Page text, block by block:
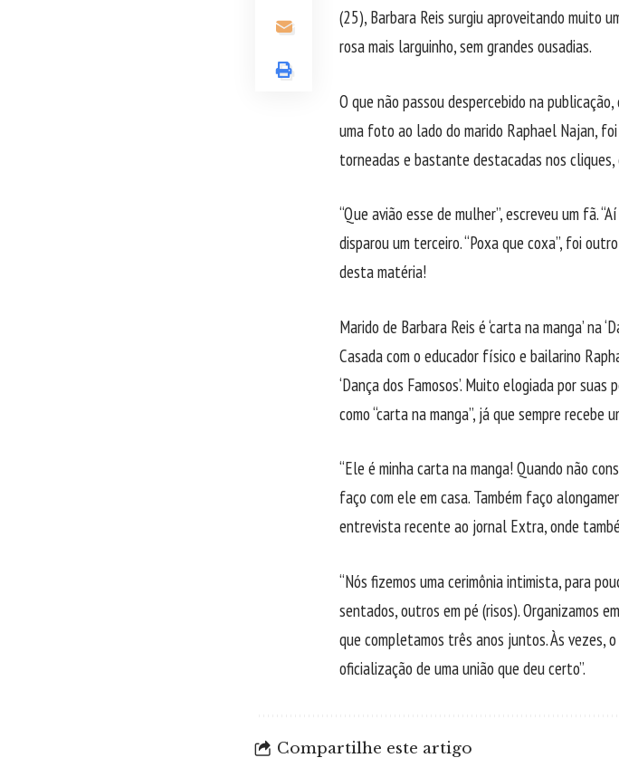
(25), Barbara Reis surgiu aproveitando muito
rosa mais larguinho, sem grandes ousadias.
O que não passou despercebido na
uma foto ao lado do marido Raphael Najan,
torneadas e bastante destacadas nos
“Que avião esse de mulher”, escreveu um fã.
disparou um terceiro. “Poxa que coxa”, foi
desta matéria!
Marido de Barbara Reis é ‘carta na manga’ na
Casada com o educador físico e bailarino
‘Dança dos Famosos’. Muito elogiada por
como “carta na manga”, já que sempre recebe
“Ele é minha carta na manga! Quando não
faço com ele em casa. Também faço
entrevista recente ao jornal Extra, onde
“Nós fizemos uma cerimônia intimista, para
sentados, outros em pé (risos). Organizamos
que completamos três anos juntos. Às vezes,
oficialização de uma união que deu certo”.
Compartilhe este artigo